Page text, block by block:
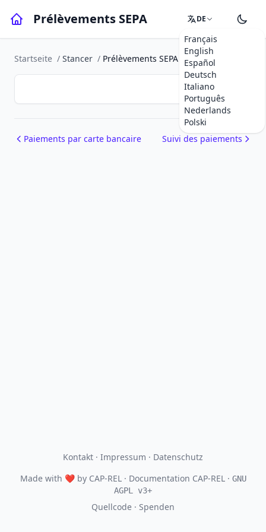
Prélèvements SEPA DE
Français
English
Español
Deutsch
Italiano
Português
Nederlands
Polski
Startseite / Stancer / Prélèvements SEPA
Paiements par carte bancaire Suivi des paiements
Kontakt · Impressum · Datenschutz
Made with ❤by CAP-REL· Documentation CAP-REL · GNU
AGPL v3+
Quellcode · Spenden